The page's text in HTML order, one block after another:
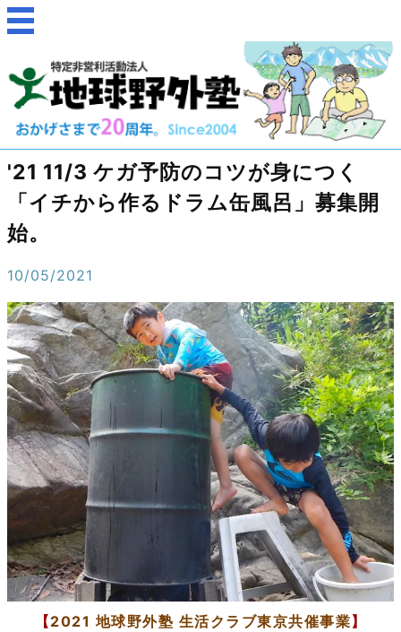
'21 11/3 ケガ予防のコツが身につく
「イチから作るドラム缶風呂」募集開
始。
10/05/2021
【2021 地球野外塾 生活クラブ東京共催事業】